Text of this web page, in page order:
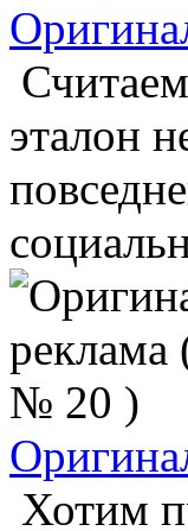
эталон
Хотим